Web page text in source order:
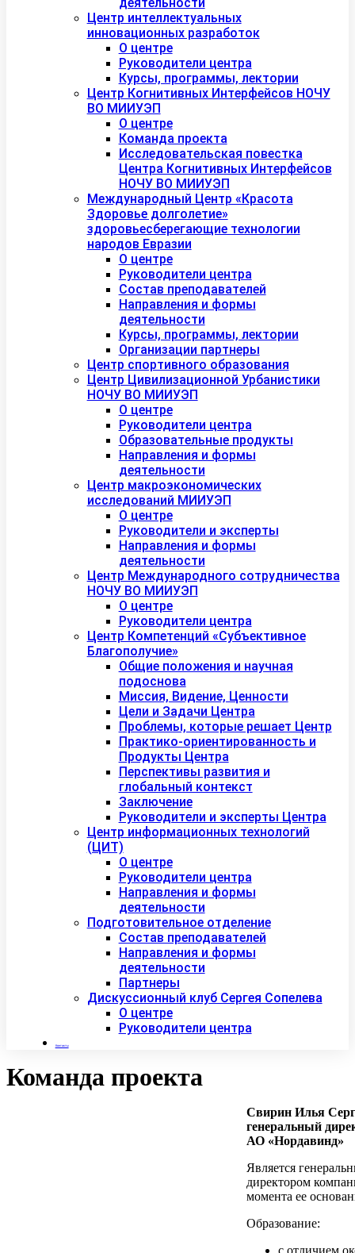
Центр интеллектуальных
инновационных разработок
О центре
Руководители центра
Курсы, программы, лектории
Центр Когнитивных Интерфейсов НОЧУ
ВО МИИУЭП
О центре
Команда проекта
Исследовательская повестка
Центра Когнитивных Интерфейсов
НОЧУ ВО МИИУЭП
Международный Центр «Красота
Здоровье долголетие»
здоровьесберегающие технологии
народов Евразии
О центре
Руководители центра
Состав преподавателей
Направления и формы
деятельности
Курсы, программы, лектории
Организации партнеры
Центр спортивного образования
Центр Цивилизационной Урбанистики
НОЧУ ВО МИИУЭП
О центре
Руководители центра
Образовательные продукты
Направления и формы
деятельности
Центр макроэкономических
исследований МИИУЭП
О центре
Руководители и эксперты
Направления и формы
деятельности
Центр Международного сотрудничества
НОЧУ ВО МИИУЭП
О центре
Руководители центра
Центр Компетенций «Субъективное
Благополучие»
Общие положения и научная
подоснова
Миссия, Видение, Ценности
Цели и Задачи Центра
Проблемы, которые решает Центр
Практико-ориентированность и
Продукты Центра
Перспективы развития и
глобальный контекст
Заключение
Руководители и эксперты Центра
Центр информационных технологий
(ЦИТ)
О центре
Руководители центра
Направления и формы
деятельности
Подготовительное отделение
Состав преподавателей
Направления и формы
деятельности
Партнеры
Дискуссионный клуб Сергея Сопелева
О центре
Руководители центра
Контакты
Команда проекта
Свирин Илья
генеральный
АО «Нордавинд»
Является
директором
момента ее
Образование: